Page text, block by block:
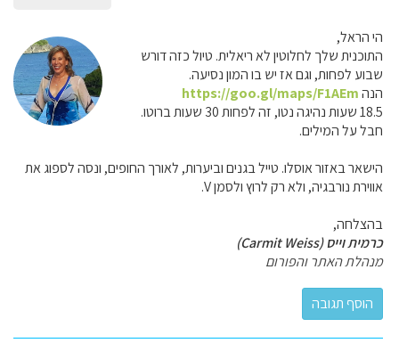
הי הראל,
התוכנית שלך לחלוטין לא ריאלית. טיול כזה דורש
שבוע לפחות, וגם אז יש בו המון נסיעה.
הנהhttps://goo.gl/maps/F1AEm
18.5 שעות נהיגה נטו, זה לפחות 30 שעות ברוטו.
חבל על המילים.
הישאר באזור אוסלו. טייל בגנים וביערות, לאורך החופים, ונסה לספוג את
אווירת נורבגיה, ולא רק לרוץ ולסמן V.
בהצלחה,
כרמית וייס (Carmit Weiss)
מנהלת האתר והפורום